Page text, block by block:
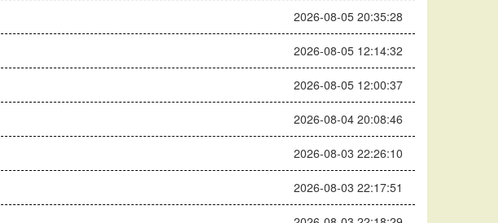
2026-08-05 20:35:28
2026-08-05 12:14:32
2026-08-05 12:00:37
2026-08-04 20:08:46
2026-08-03 22:26:10
2026-08-03 22:17:51